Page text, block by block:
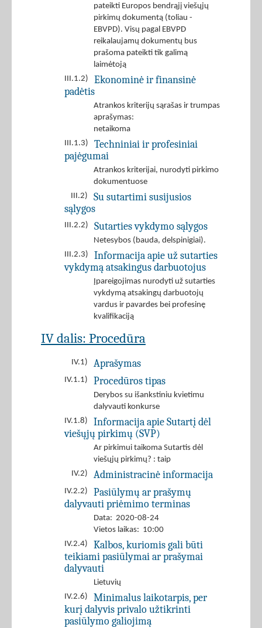
pateikti Europos bendrąjį viešųjų
pirkimų dokumentą (toliau -
EBVPD). Visų pagal EBVPD
reikalaujamų dokumentų bus
prašoma pateikti tik galimą
laimėtoją
III.1.2)
Ekonominė ir finansinė
padėtis
Atrankos kriterijų sąrašas ir trumpas
aprašymas:
netaikoma
III.1.3)
Techniniai ir profesiniai
pajėgumai
Atrankos kriterijai, nurodyti pirkimo
dokumentuose
III.2)
Su sutartimi susijusios
sąlygos
III.2.2) Sutarties vykdymo sąlygos
Netesybos (bauda, delspinigiai).
III.2.3)
Informacija apie už sutarties
vykdymą atsakingus darbuotojus
Įpareigojimas nurodyti už sutarties
vykdymą atsakingų darbuotojų
vardus ir pavardes bei profesinę
kvalifikaciją
IV dalis: Procedūra
IV.1) Aprašymas
IV.1.1) Procedūros tipas
Derybos su išankstiniu kvietimu
dalyvauti konkurse
IV.1.8)
Informacija apie Sutartį dėl
viešųjų pirkimų (SVP)
Ar pirkimui taikoma Sutartis dėl
viešųjų pirkimų? : taip
IV.2)
Administracinė informacija
IV.2.2)
Pasiūlymų ar prašymų
dalyvauti priėmimo terminas
Data: 2020-08-24
Vietos laikas: 10:00
IV.2.4)
Kalbos, kuriomis gali būti
teikiami pasiūlymai ar prašymai
dalyvauti
Lietuvių
IV.2.6)
Minimalus laikotarpis, per
kurį dalyvis privalo užtikrinti
pasiūlymo galiojimą